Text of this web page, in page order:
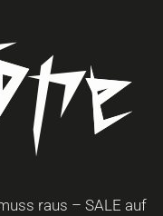
raus – SALE auf